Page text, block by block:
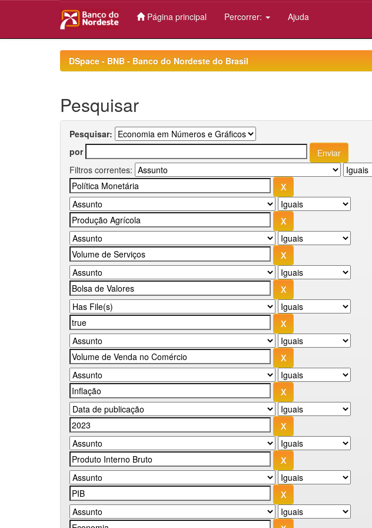
Página principal Percorrer: Ajuda
DSpace - BNB - Banco do Nordeste do Brasil
Pesquisar
Pesquisar:
por
Filtros correntes: